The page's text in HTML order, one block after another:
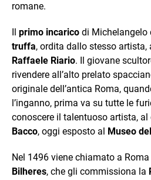
romane.
Il primo incarico di Michelangelo
truffa, ordita dallo stesso
Raffaele Riario. Il giovane
rivendere all’alto prelato
originale dell’antica Roma,
l’inganno, prima va su tutte le
conoscere il talentuoso artista,
Bacco, oggi esposto al Museo
Nel 1496 viene chiamato a
Bilheres, che gli commissiona la